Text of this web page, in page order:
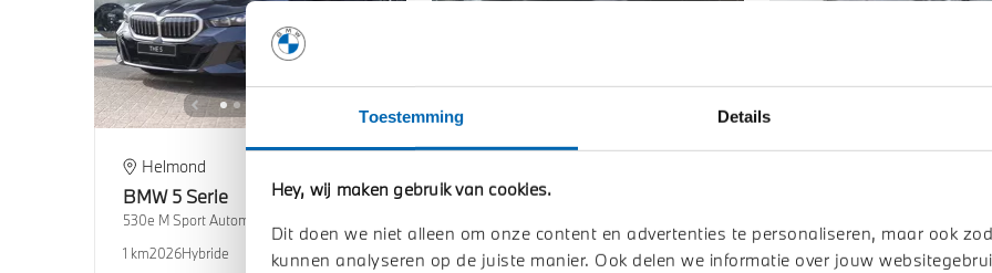
Toestemming Details
Hey, wij maken gebruik van cookies.
Dit doen we niet alleen om onze content en advertenties te personaliseren, maar ook
kunnen analyseren op de juiste manier. Ook delen we informatie over jouw
Helmond
BMW 5 Serie
530e M Sport Automaat
1 km2026Hybride
BMW5 Serie
1 km2026Hybride
1 km 2026 Hybride